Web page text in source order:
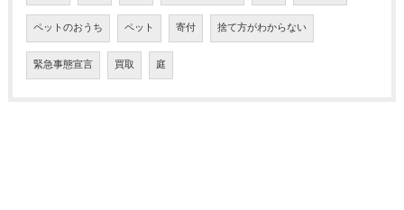
ペットのおうち ペット 寄付 捨て方がわからない
緊急事態宣言 買取 庭